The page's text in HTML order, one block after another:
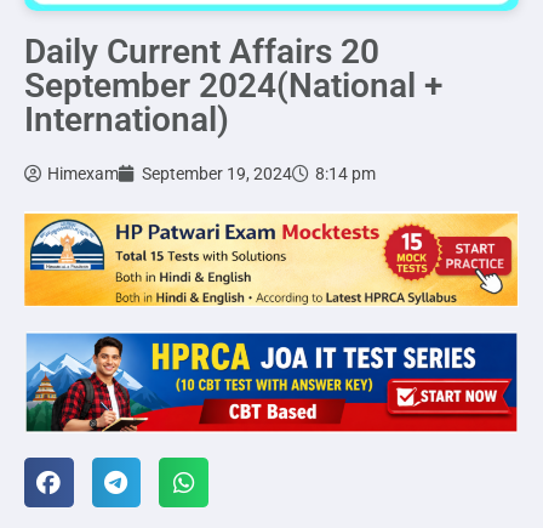
Daily Current Affairs 20
September 2024(National +
International)
Himexam September 19, 2024 8:14 pm